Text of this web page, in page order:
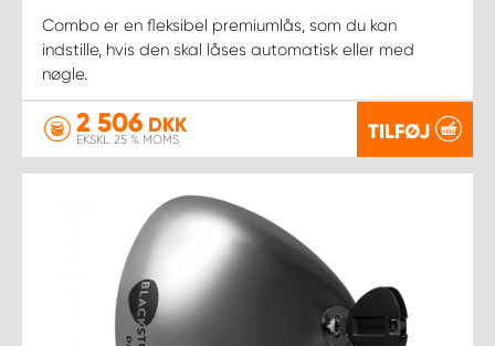
Combo er en fleksibel premiumlås, som du kan
indstille, hvis den skal låses automatisk eller med
nøgle.
2 506 DKK
EKSKL. 25 % MOMS TILFØJ